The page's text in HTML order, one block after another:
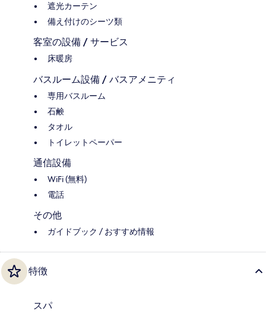
遮光カーテン
備え付けのシーツ類
客室の設備 / サービス
床暖房
バスルーム設備 / バスアメニティ
専用バスルーム
石鹸
タオル
トイレットペーパー
通信設備
WiFi (無料)
電話
その他
ガイドブック / おすすめ情報
特徴
スパ